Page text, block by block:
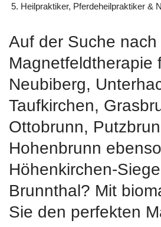
Heilpraktiker, Pferdeheilpraktiker &
Auf der Suche nach
Magnetfeldtherapie
Neubiberg,
Taufkirchen,
Ottobrunn,
Hohenbrunn
Höhenkirchen-
Brunnthal? Mit
Sie den perfekten